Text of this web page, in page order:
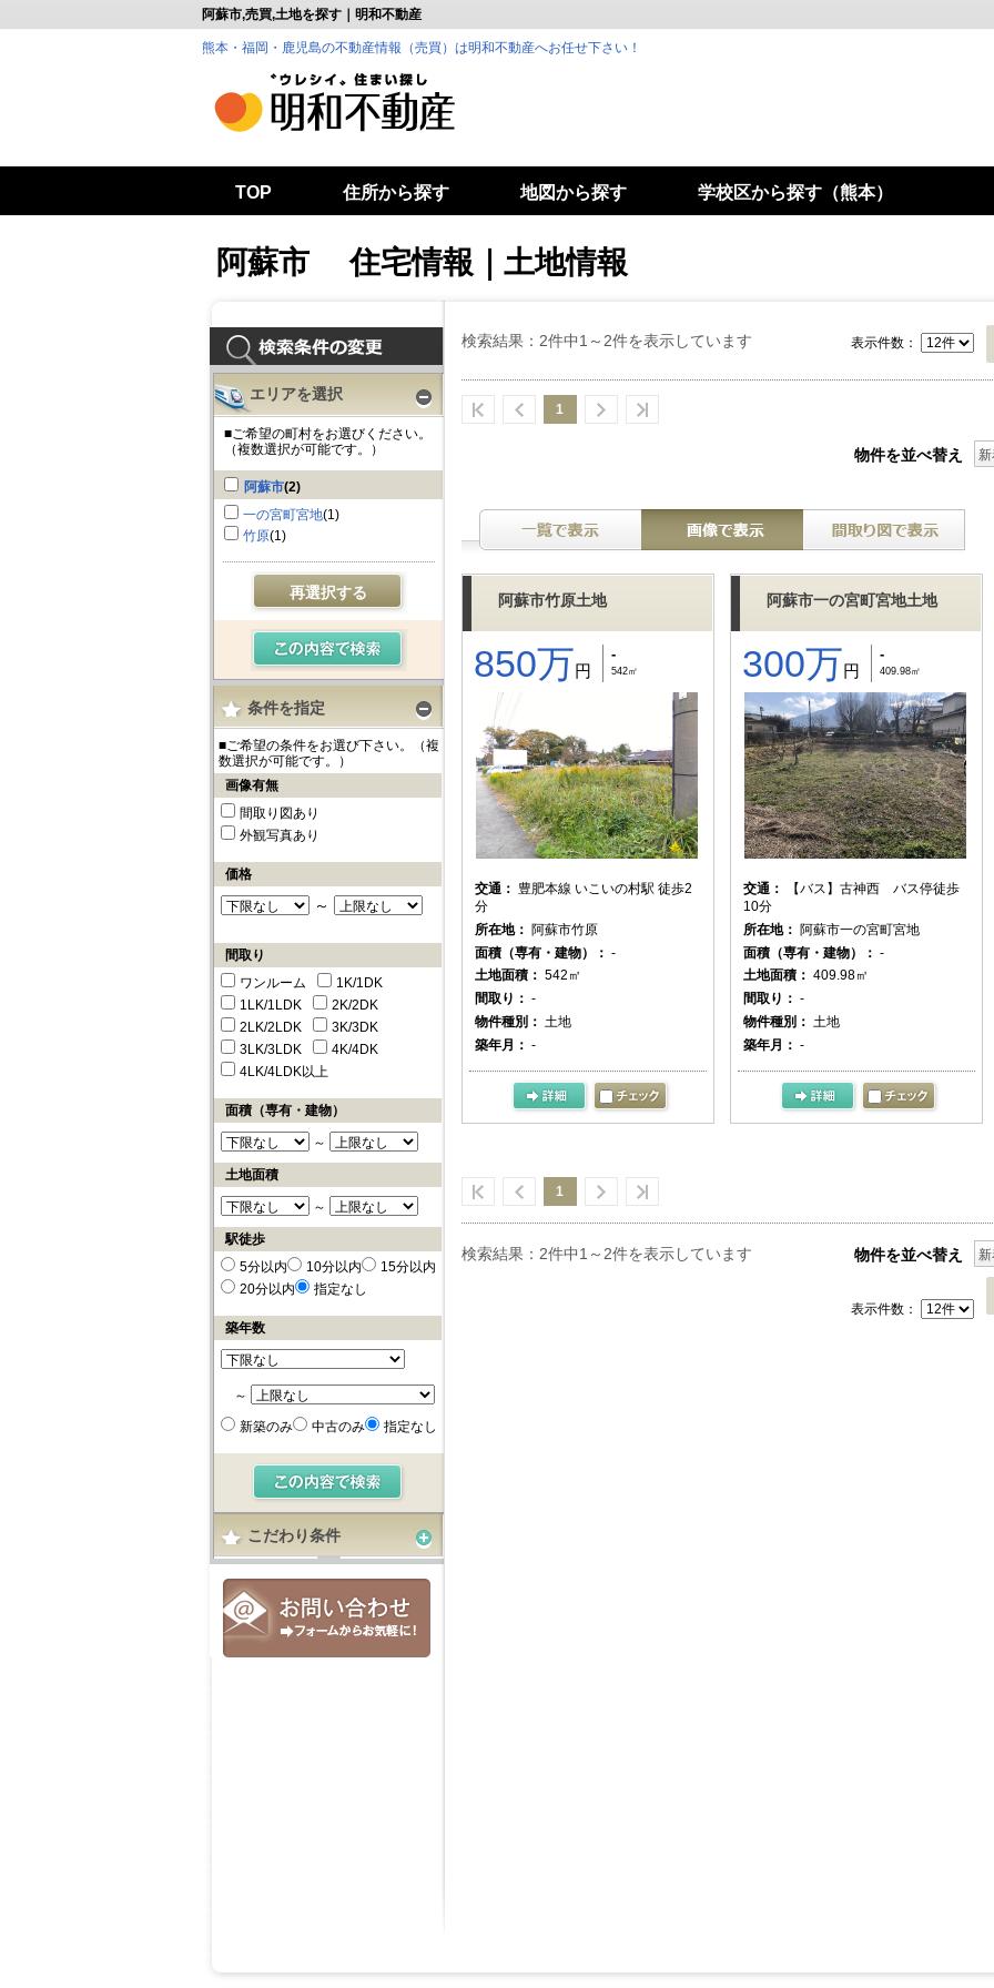
エリアを選択
■ご希望の町村をお選びください。
（複数選択が可能です。）
阿蘇市(2)
一の宮町宮地(1)
竹原(1)
再選択する
条件を指定
■ご希望の条件をお選び下さい。（複
数選択が可能です。）
画像有無
間取り図あり
外観写真あり
価格
～
間取り
ワンルーム
1K/1DK
1LK/1LDK
2K/2DK
2LK/2LDK
3K/3DK
3LK/3LDK
4K/4DK
4LK/4LDK以上
面積（専有・建物）
～
土地面積
～
駅徒歩
5分以内
10分以内
15分以内
20分以内
指定なし
築年数
～
新築のみ
中古のみ 指定なし
こだわり条件
阿蘇市,売買,土地を探す｜明和不動産
熊本・福岡・鹿児島の不動産情報（売買）は明和不動産へお任せ下さい！
TOP 住所から探す 地図から探す 学校区から探す（熊本）
阿蘇市 住宅情報｜土地情報
検索結果：2件中1～2件を表示しています
1
表示件数：
物件を並べ替え
阿蘇市竹原土地
850万円
-
542㎡
交通： 豊肥本線 いこいの村駅 徒歩2
分
所在地： 阿蘇市竹原
面積（専有・建物）： -
土地面積： 542㎡
間取り： -
物件種別： 土地
築年月： -
阿蘇市一の宮町宮地土地
300万円
-
409.98㎡
交通：
【バス】古神西 バス停徒歩
10分
所在地： 阿蘇市一の宮町宮地
面積（専有・建物）： -
土地面積： 409.98㎡
間取り： -
物件種別： 土地
築年月： -
物件を並べ替え
1
表示件数：
検索結果：2件中1～2件を表示しています